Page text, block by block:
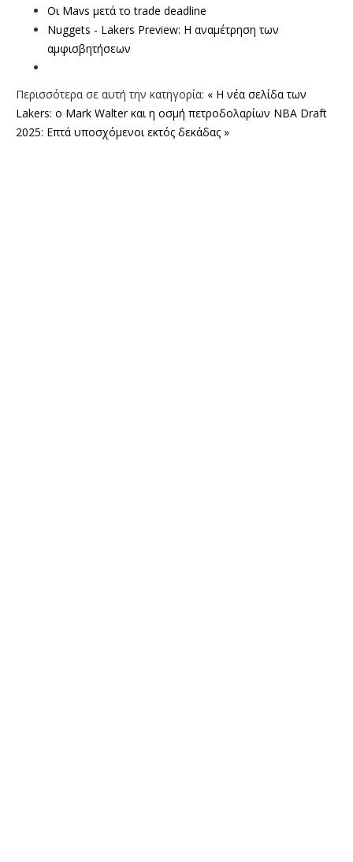
Οι Mavs μετά το trade deadline
Nuggets - Lakers Preview: H αναμέτρηση των
αμφισβητήσεων
Περισσότερα σε αυτή την κατηγορία: « Η νέα σελίδα των
Lakers: ο Mark Walter και η οσμή πετροδολαρίων NBA Draft
2025: Επτά υποσχόμενοι εκτός δεκάδας »